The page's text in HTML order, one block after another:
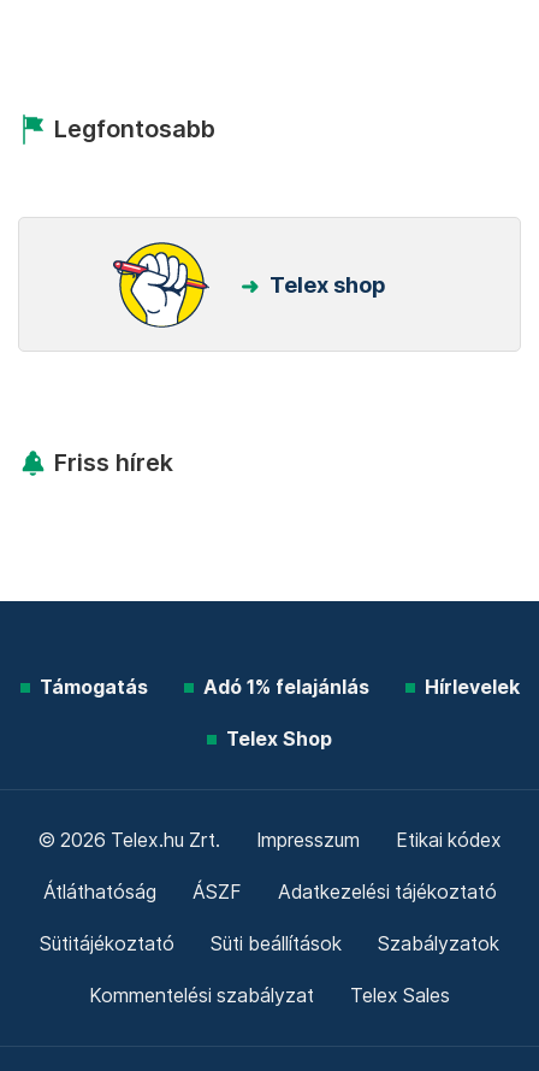
Legfontosabb
Telex shop
Friss hírek
Támogatás Adó 1% felajánlás Hírlevelek
Telex Shop
© 2026 Telex.hu Zrt. Impresszum Etikai kódex
Átláthatóság ÁSZF Adatkezelési tájékoztató
Sütitájékoztató Süti beállítások Szabályzatok
Kommentelési szabályzat Telex Sales